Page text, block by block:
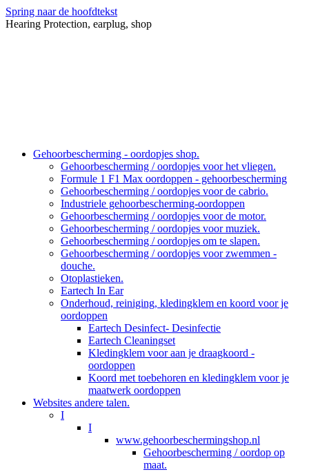
Spring naar de hoofdtekst
Hearing Protection, earplug, shop
Gehoorbescherming - oordopjes shop.
Gehoorbescherming / oordopjes voor het vliegen.
Formule 1 F1 Max oordoppen - gehoorbescherming
Gehoorbescherming / oordopjes voor de cabrio.
Industriele gehoorbescherming-oordoppen
Gehoorbescherming / oordopjes voor de motor.
Gehoorbescherming / oordopjes voor muziek.
Gehoorbescherming / oordopjes om te slapen.
Gehoorbescherming / oordopjes voor zwemmen -
douche.
Otoplastieken.
Eartech In Ear
Onderhoud, reiniging, kledingklem en koord voor je
oordoppen
Eartech Desinfect- Desinfectie
Eartech Cleaningset
Kledingklem voor aan je draagkoord -
oordoppen
Koord met toebehoren en kledingklem voor je
maatwerk oordoppen
Websites andere talen.
I
I
www.gehoorbeschermingshop.nl
Gehoorbescherming / oordop op
maat.